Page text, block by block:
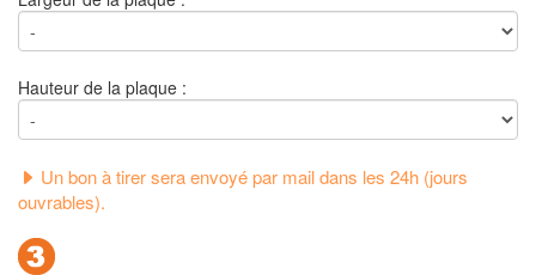
Hauteur de la plaque :
Un bon à tirer sera envoyé par mail dans les 24h (jours
ouvrables).